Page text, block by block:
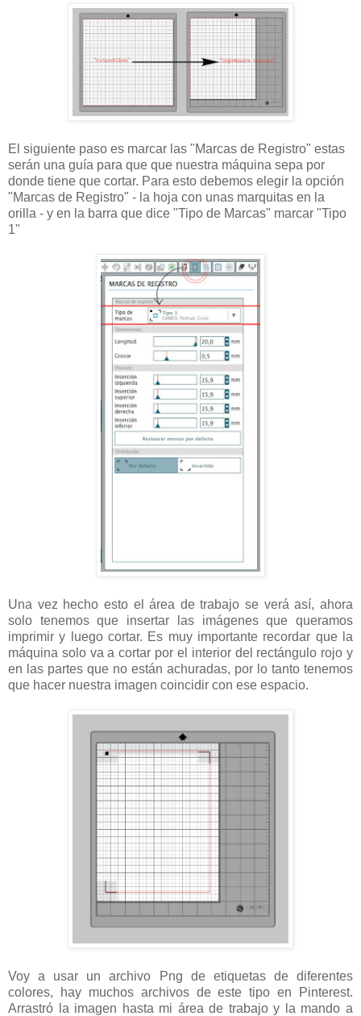
El siguiente paso es marcar las "Marcas de Registro" estas
serán una guía para que que nuestra máquina sepa por
donde tiene que cortar. Para esto debemos elegir la opción
"Marcas de Registro" - la hoja con unas marquitas en la
orilla - y en la barra que dice "Tipo de Marcas" marcar "Tipo
1"
Una vez hecho esto el área de trabajo se verá así, ahora
solo tenemos que insertar las imágenes que queramos
imprimir y luego cortar. Es muy importante recordar que la
máquina solo va a cortar por el interior del rectángulo rojo y
en las partes que no están achuradas, por lo tanto tenemos
que hacer nuestra imagen coincidir con ese espacio.
Voy a usar un archivo Png de etiquetas de diferentes
colores, hay muchos archivos de este tipo en Pinterest.
Arrastró la imagen hasta mi área de trabajo y la mando a